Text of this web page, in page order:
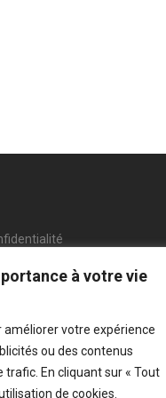
à votre vie
améliorer votre expérience
ou des contenus
En cliquant sur « Tout
de cookies.